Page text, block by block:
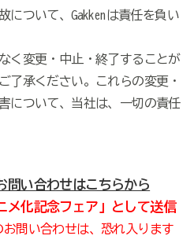
について、Gakkenは責任を負い
く変更・中止・終了することが
了承ください。これらの変更・
について、当社は、一切の責任
問い合わせはこちらから
化記念フェア」として送信
お問い合わせは、恐れ入ります